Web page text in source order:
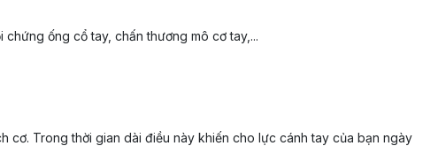
ống cổ tay, chấn thương mô cơ tay,...
Trong thời gian dài điều này khiến cho lực cánh tay của bạn ngày